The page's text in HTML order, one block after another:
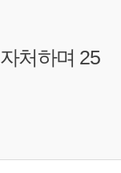
처하며 25